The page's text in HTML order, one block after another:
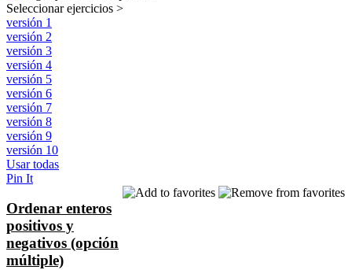
Seleccionar ejercicios >
versión 1
versión 2
versión 3
versión 4
versión 5
versión 6
versión 7
versión 8
versión 9
versión 10
Usar todas
Pin It
Ordenar enteros
positivos y
negativos (opción
múltiple)